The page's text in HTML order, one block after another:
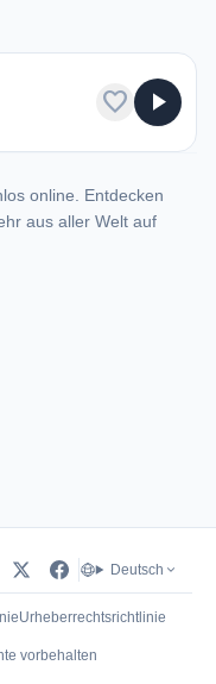
favorite play_arrow
online. Entdecken
aus aller Welt auf
Deutsch
Urheberrechtsrichtlinie
in neuem Tab)
vorbehalten